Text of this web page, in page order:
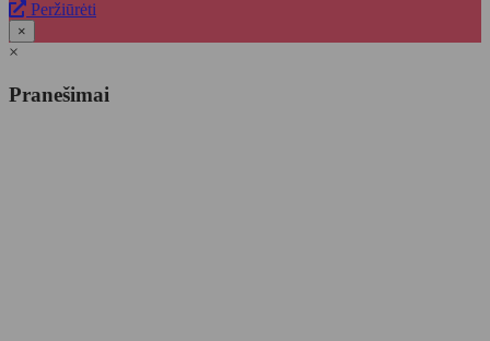
Peržiūrėti
×
×
Pranešimai